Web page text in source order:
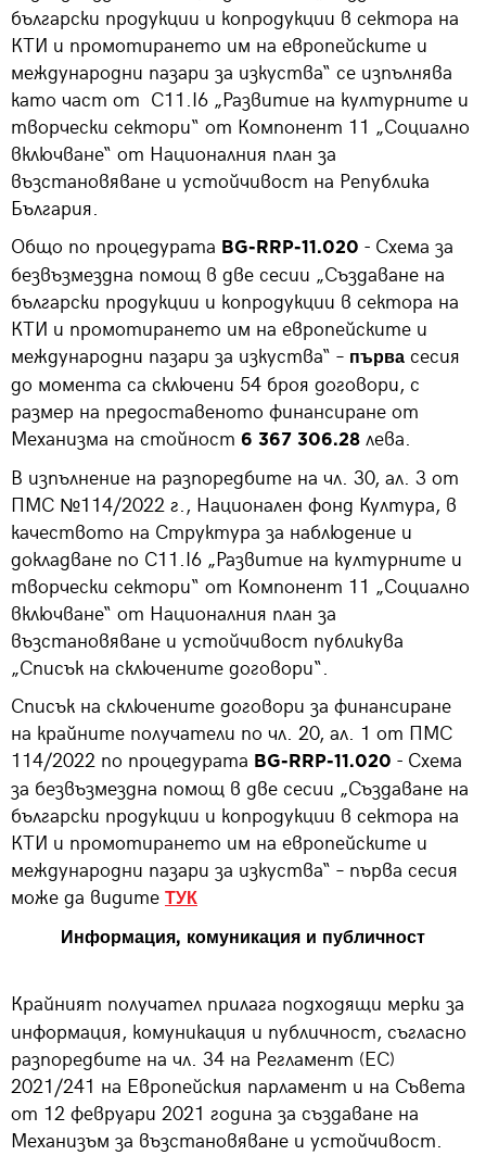
български продукции и копродукции в сектора на
КТИ и промотирането им на европейските и
международни пазари за изкуства“ се изпълнява
като част от С11.I6 „Развитие на културните и
творчески сектори“ от Компонент 11 „Социално
включване“ от Националния план за
възстановяване и устойчивост на Република
България.
Общо по процедурата BG-RRP-11.020 - Схема за
безвъзмездна помощ в две сесии „Създаване на
български продукции и копродукции в сектора на
КТИ и промотирането им на европейските и
международни пазари за изкуства“ – първа сесия
до момента са сключени 54 броя договори, с
размер на предоставеното финансиране от
Механизма на стойност 6 367 306.28 лева.
В изпълнение на разпоредбите на чл. 30, ал. 3 от
ПМС №114/2022 г., Национален фонд Култура, в
качеството на Структура за наблюдение и
докладване по С11.I6 „Развитие на културните и
творчески сектори“ от Компонент 11 „Социално
включване“ от Националния план за
възстановяване и устойчивост публикува
„Списък на сключените договори“.
Списък на сключените договори за финансиране
на крайните получатели по чл. 20, ал. 1 от ПМС
114/2022 по процедурата BG-RRP-11.020 - Схема
за безвъзмездна помощ в две сесии „Създаване на
български продукции и копродукции в сектора на
КТИ и промотирането им на европейските и
международни пазари за изкуства“ – първа сесия
може да видите ТУК
Информация, комуникация и публичност
Крайният получател прилага подходящи мерки за
информация, комуникация и публичност, съгласно
разпоредбите на чл. 34 на Регламент (ЕС)
2021/241 на Европейския парламент и на Съвета
от 12 февруари 2021 година за създаване на
Механизъм за възстановяване и устойчивост.